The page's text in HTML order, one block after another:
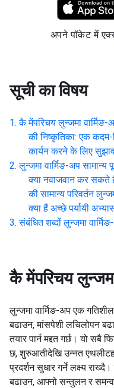
अपने पॉकेट में
सूची का विषय
कै मेंपरिचय लुन्जमा वार्मिङ-
की निष्कृतिका: एक कदम-
कार्यन करने के लिए
लुन्जमा वार्मिङ-अप सामान्य
क्या नवाजवान कर सकते
की सामान्य परिवर्तन
क्या हैं अच्छे पर्यायी
संबंधित शब्दों लुन्जमा
कै मेंपरिचय
लुन्जमा वार्मिङ-अप एक
बढाउन, मांसपेशी लचिलोपन
तयार पार्न मद्दत गर्छ। यो
छ, शुरुआतीदेखि उन्नत
प्रदर्शन सुधार गर्ने लक्ष्य
बढाउन, आफ्नो सन्तुलन र